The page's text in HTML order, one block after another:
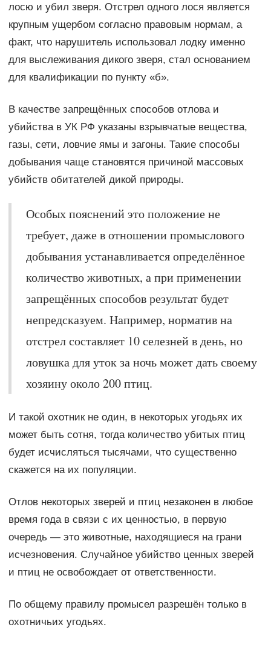
лосю и убил зверя. Отстрел одного лося является
крупным ущербом согласно правовым нормам, а
факт, что нарушитель использовал лодку именно
для выслеживания дикого зверя, стал основанием
для квалификации по пункту «б».
В качестве запрещённых способов отлова и
убийства в УК РФ указаны взрывчатые вещества,
газы, сети, ловчие ямы и загоны. Такие способы
добывания чаще становятся причиной массовых
убийств обитателей дикой природы.
Особых пояснений это положение не
требует, даже в отношении промыслового
добывания устанавливается определённое
количество животных, а при применении
запрещённых способов результат будет
непредсказуем. Например, норматив на
отстрел составляет 10 селезней в день, но
ловушка для уток за ночь может дать своему
хозяину около 200 птиц.
И такой охотник не один, в некоторых угодьях их
может быть сотня, тогда количество убитых птиц
будет исчисляться тысячами, что существенно
скажется на их популяции.
Отлов некоторых зверей и птиц незаконен в любое
время года в связи с их ценностью, в первую
очередь — это животные, находящиеся на грани
исчезновения. Случайное убийство ценных зверей
и птиц не освобождает от ответственности.
По общему правилу промысел разрешён только в
охотничьих угодьях.